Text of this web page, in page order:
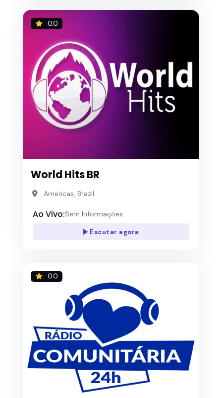
0.0
World Hits BR
Americas, Brazil
Ao Vivo:Sem Informações
Escutar agora
0.0